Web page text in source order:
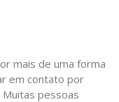
mais de uma forma
em contato por
pessoas